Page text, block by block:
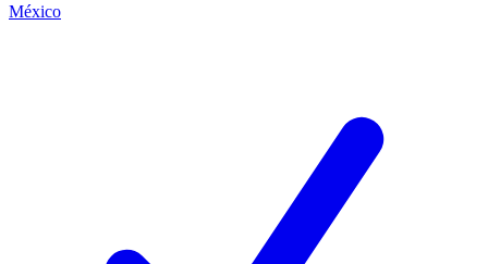
México